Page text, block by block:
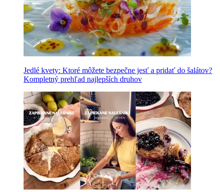
Jedlé kvety: Ktoré môžete bezpečne jesť a pridať do šalátov?
Kompletný prehľad najlepších druhov